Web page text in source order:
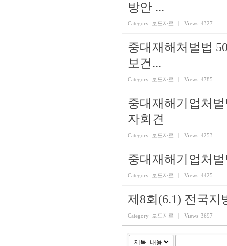
방안 ...
Category 보도자료 Views 4327
중대재해처벌법
보건...
Category 보도자료 Views 4785
중대재해기업처
자회견
Category 보도자료 Views 4253
중대재해기업처
Category 보도자료 Views 4425
제8회(6.1) 전국지
Category 보도자료 Views 3697